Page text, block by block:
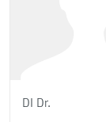
DI Dr.